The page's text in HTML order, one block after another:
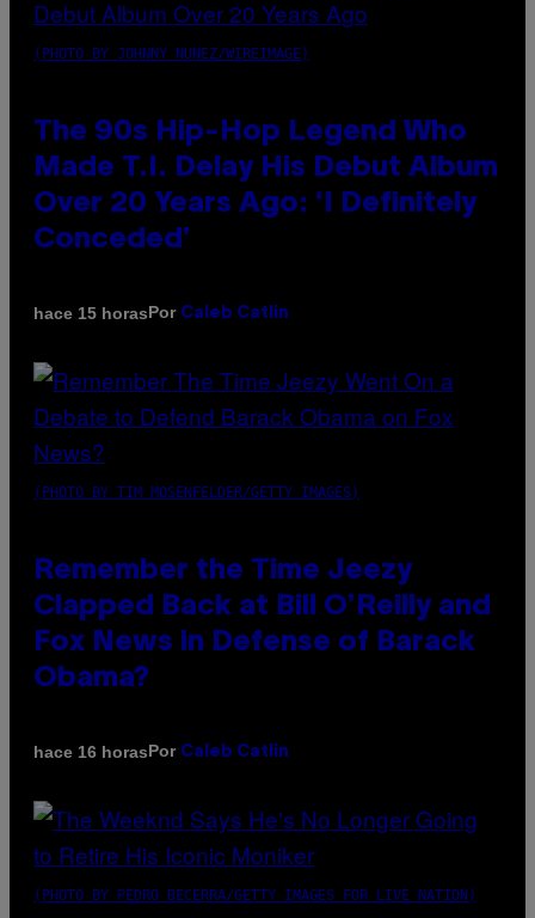
(PHOTO BY JOHNNY NUNEZ/WIREIMAGE)
The 90s Hip-Hop Legend Who
Made T.I. Delay His Debut Album
Over 20 Years Ago: ‘I Definitely
Conceded’
hace 15 horasPor Caleb Catlin
(PHOTO BY TIM MOSENFELDER/GETTY IMAGES)
Remember the Time Jeezy
Clapped Back at Bill O’Reilly and
Fox News in Defense of Barack
Obama?
hace 16 horasPor Caleb Catlin
(PHOTO BY PEDRO BECERRA/GETTY IMAGES FOR LIVE NATION)